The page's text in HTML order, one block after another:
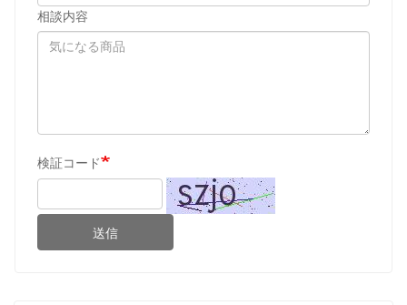
相談内容
検証コード
送信